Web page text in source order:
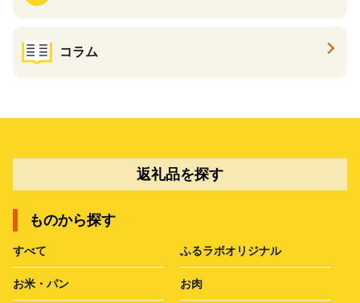
コラム
返礼品を探す
ものから探す
すべて ふるラボオリジナル
お米・パン お肉